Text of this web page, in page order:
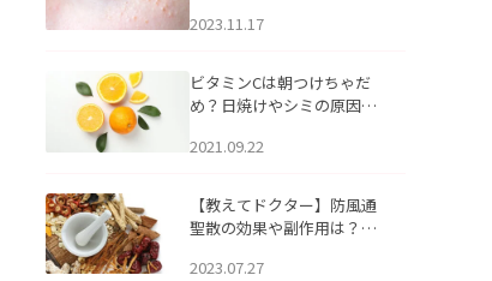
アについて
2023.11.17
ビタミンCは朝つけちゃだ
め？日焼けやシミの原因に
2021.09.22
【教えてドクター】防風通
聖散の効果や副作用は？長
2023.07.27